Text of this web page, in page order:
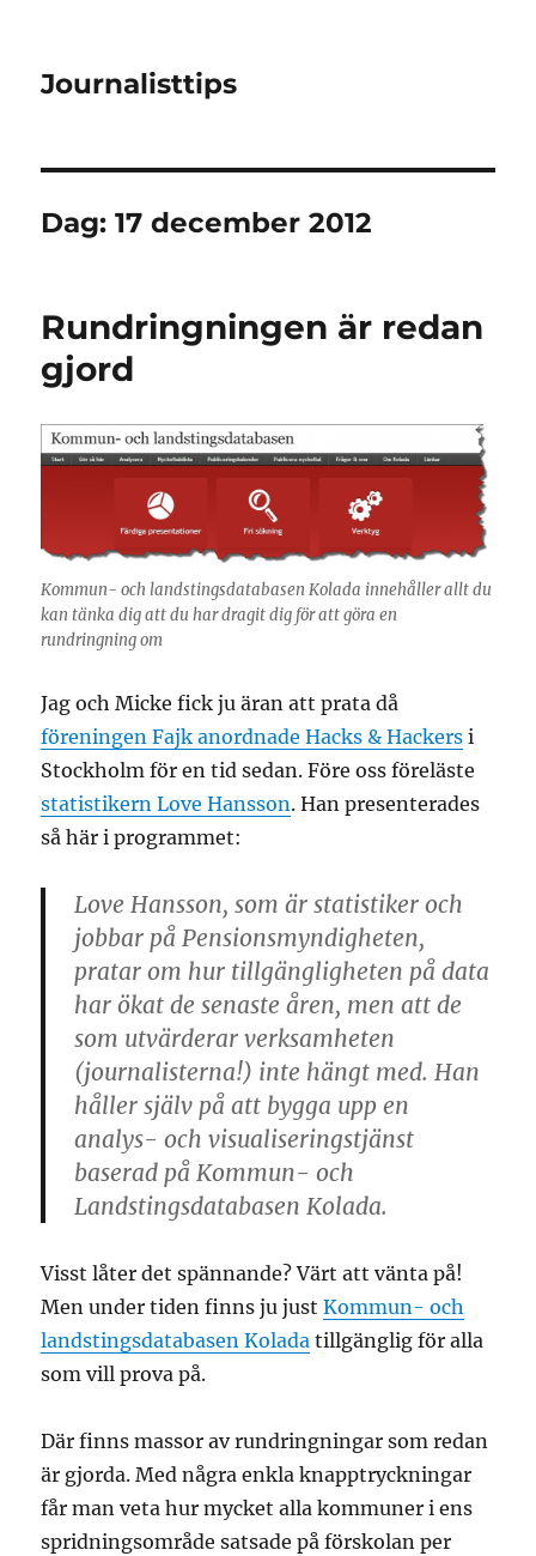
Journalisttips
Dag:17 december 2012
Rundringningen är redan
gjord
Kommun- och landstingsdatabasen Kolada innehåller allt du
kan tänka dig att du har dragit dig för att göra en
rundringning om
Jag och Micke fick ju äran att prata då
föreningen Fajk anordnade Hacks & Hackers i
Stockholm för en tid sedan. Före oss föreläste
statistikern Love Hansson. Han presenterades
så här i programmet:
Love Hansson, som är statistiker och
jobbar på Pensionsmyndigheten,
pratar om hur tillgängligheten på data
har ökat de senaste åren, men att de
som utvärderar verksamheten
(journalisterna!) inte hängt med. Han
håller själv på att bygga upp en
analys- och visualiseringstjänst
baserad på Kommun- och
Landstingsdatabasen Kolada.
Visst låter det spännande? Värt att vänta på!
Men under tiden finns ju justKommun- och
landstingsdatabasen Kolada tillgänglig för alla
som vill prova på.
Där finns massor av rundringningar som redan
är gjorda. Med några enkla knapptryckningar
får man veta hur mycket alla kommuner i ens
spridningsområde satsade på förskolan per